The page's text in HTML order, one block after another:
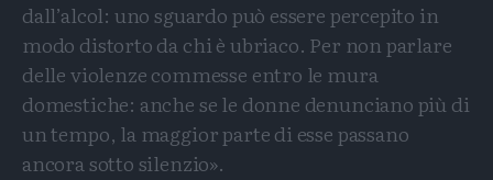
dall’alcol: uno sguardo può essere percepito in
modo distorto da chi è ubriaco. Per non parlare
delle violenze commesse entro le mura
domestiche: anche se le donne denunciano più di
un tempo, la maggior parte di esse passano
ancora sotto silenzio».